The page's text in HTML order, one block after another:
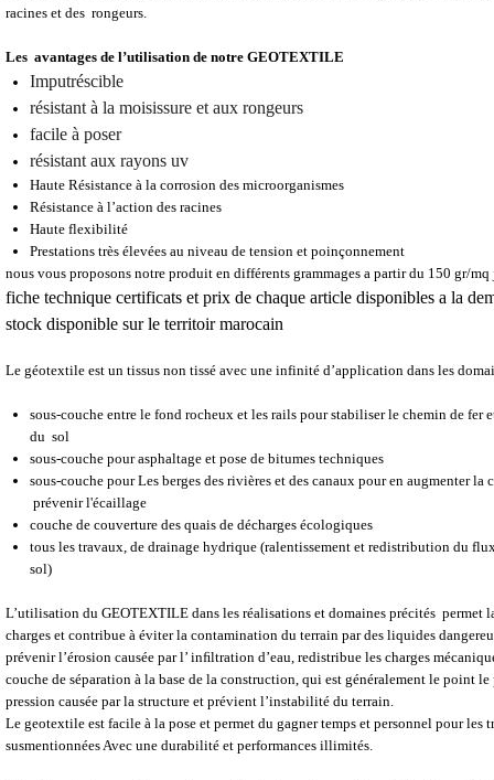
racines et des rongeurs.
Les avantages de l’utilisation de notre GEOTEXTILE
Imputréscible
résistant à la moisissure et aux rongeurs
facile à poser
résistant aux rayons uv
Haute Résistance à la corrosion des microorganismes
Résistance à l’action des racines
Haute flexibilité
Prestations très élevées au niveau de tension et poinçonnement
nous vous proposons notre produit en différents grammages a partir du 150 gr/mq
fiche technique certificats et prix de chaque article disponibles a la
stock disponible sur le territoir marocain
Le géotextile est un tissus non tissé avec une infinité d’application dans les
sous-couche entre le fond rocheux et les rails pour stabiliser le chemin de fer
du sol
sous-couche pour asphaltage et pose de bitumes techniques
sous-couche pour Les berges des rivières et des canaux pour en augmenter la
prévenir l'écaillage
couche de couverture des quais de décharges écologiques
tous les travaux, de drainage hydrique (ralentissement et redistribution du flux
sol)
L’utilisation du GEOTEXTILE dans les réalisations et domaines précités permet
charges et contribue à éviter la contamination du terrain par des liquides
prévenir l’érosion causée par l’ inﬁltration d’eau, redistribue les charges
couche de séparation à la base de la construction, qui est généralement le point
pression causée par la structure et prévient l’instabilité du terrain.
Le geotextile est facile à la pose et permet du gagner temps et personnel pour les
susmentionnées Avec une durabilité et performances illimités.